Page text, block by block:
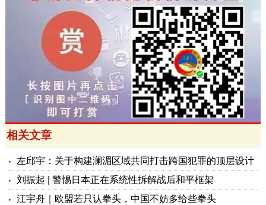
相关文章
左邱宇：关于构建澜湄区域共同打击跨国犯罪的顶层设计
刘振起 | 警惕日本正在系统性拆解战后和平框架
江宇舟｜欧盟若只认拳头，中国不妨多给些拳头